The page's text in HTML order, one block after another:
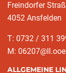
Freindorfer
4052 Ansfelden
T: 0732 / 311
M:
ALLGEMEINE